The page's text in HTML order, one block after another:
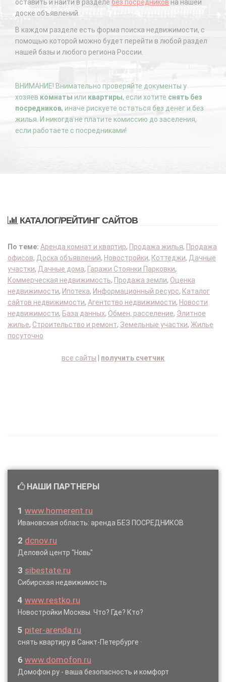
оставить и найти в разделе без посредников на нашей
доске объявлений.
В каждом разделе есть форма поиска недвижимости, с
помощью которой можно будет перейти в любой раздел
нашей базы и любого региона России.
ВНИМАНИЕ! Внимательно проверяйте документы у
хозяев комнаты или квартиры, если хотите снять без
посредников, иначе рискуете остаться без денег и без
жилья. И никогда не платите комиссию до заселения,
если работаете с посредниками!
КАТАЛОГ/РЕЙТИНГ САЙТОВ
По теме: Аренда комнат и квартир, Продажа жилья, Продажа
офисов, Доска объявлений, Новостройки, Коттеджи, Дачные
участки, Дачные дома, Гаражи Стоянки Парковки,
Коммерческая недвижимость, Продажа земли, Оценка
недвижимости, Ипотека, Информационный ресурс, Каталог
сайтов недвижимости, Агентство недвижимости, Новости
недвижимости, База данных, Обмен, расселение, Элитное
жилье, Строительство и ремонт, Земельные участки, Жилье
посуточно
все сайты получить счетчик
НАШИ ПАРТНЕРЫ
1 www.homerent.ru
Ивановская область: аренда БЕЗ ПОСРЕДНИКОВ
2 dcnov.ru
Деловой центр "Новь"
3 sibestate.ru
Сибирская недвижимость
4 www.restko.ru
Новостройки Москвы. Что? Где? Кто?
5 piter-arenda.ru
снять квартиру в Санкт-Петербурге ·
6 www.domofon.ru
Домофон.ру - ваша безопасность и комфорт